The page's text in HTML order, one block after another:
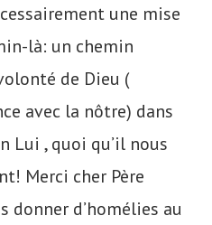
une mise
là: un chemin
de Dieu (
avec la nôtre) dans
Lui , quoi qu’il nous
Merci cher Père
donner d’homélies au